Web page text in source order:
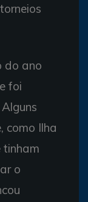
do ano
foi
como Ilha
tinham
o